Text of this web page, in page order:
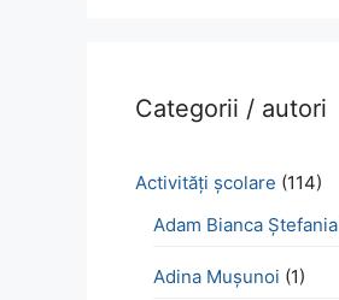
Categorii / autori
Activităţi şcolare (114)
Adam Bianca Ștefania
Adina Mușunoi (1)